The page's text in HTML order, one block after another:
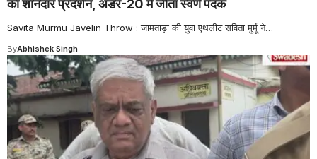
का शानदार प्रदर्शन, अंडर-20 में जीता स्वर्ण पदक
Savita Murmu Javelin Throw : जामताड़ा की युवा एथलीट सविता मुर्मू ने…
ByAbhishek Singh